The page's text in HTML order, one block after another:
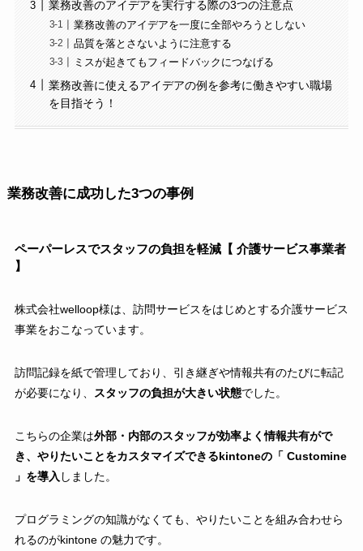
業務改善のアイデアを実行する際の3つの注意点
業務改善のアイデアを一度に全部やろうとしない
品質を落とさないように注意する
ミスが起きてもフィードバックにつなげる
業務改善に使えるアイデアの例を参考に働きやすい職場
を目指そう！
業務改善に成功した3つの事例
ペーパーレスでスタッフの負担を軽減【 介護サービス事業者
】
株式会社welloop様は、訪問サービスをはじめとする介護サービス
事業をおこなっています。
訪問記録を紙で管理しており、引き継ぎや情報共有のたびに転記
が必要になり、
スタッフの負担が大きい状態でした。
こちらの企業は外部・内部のスタッフが効率よく情報共有がで
き、やりたいことをカスタマイズできるkintoneの「 Customine
」を導入 しました。
プログラミングの知識がなくても、やりたいことを組み合わせら
れるのがkintone の魅力です。